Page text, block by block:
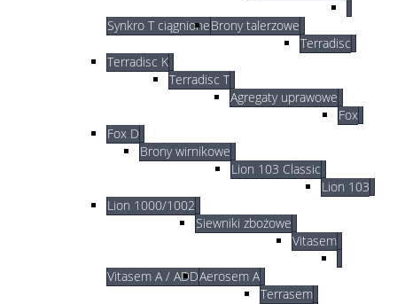
Synkro T ciągnioneBrony talerzowe
Terradisc
Terradisc K
Terradisc T
Agregaty uprawowe
Fox
Fox D
Brony wirnikowe
Lion 103 Classic
Lion 103
Lion 1000/1002
Siewniki zbożowe
Vitasem
Vitasem A / ADDAerosem A
Terrasem